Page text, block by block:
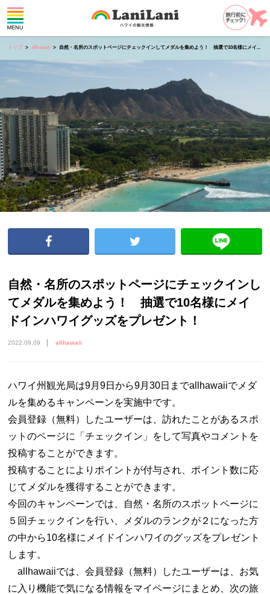
トップ allhawaii 自然・名所のスポットページにチェックインしてメダルを集めよう！ 抽選で10名様にメイ...
自然・名所のスポットページにチェックインし
てメダルを集めよう！ 抽選で10名様にメイ
ドインハワイグッズをプレゼント！
2022.09.09 allhawaii
ハワイ州観光局は9月9日から9月30日までallhawaiiでメダ
ルを集めるキャンペーンを実施中です。
会員登録（無料）したユーザーは、訪れたことがあるスポ
ットのページに「チェックイン」をして写真やコメントを
投稿することができます。
投稿することによりポイントが付与され、ポイント数に応
じてメダルを獲得することができます。
今回のキャンペーンでは、自然・名所のスポットページに
５回チェックインを行い、メダルのランクが２になった方
の中から10名様にメイドインハワイのグッズをプレゼント
します。
allhawaiiでは、会員登録（無料）したユーザーは、お気
に入り機能で気になる情報をマイページにまとめ、次の旅